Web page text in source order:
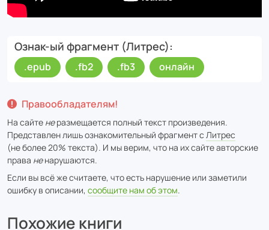
Ознак-ый фрагмент (Литрес)
.epub .fb2 .fb3 онлайн
Правообладателям!
На сайте неразмещается полный текст произведения.
Представлен лишь ознакомительный фрагмент с Литрес
(не более 20% текста). И мы верим, что на их сайте авторские
права ненарушаются.
Если вы всё же считаете, что есть нарушение или заметили
ошибку в описании, сообщите нам об этом.
Похожие книги